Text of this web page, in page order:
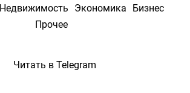
Недвижимость Экономика
Бизнес
Прочее
Читать в Telegram